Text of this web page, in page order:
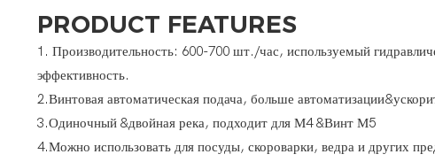
PRODUCT FEATURES
1. Производительность: 600-700 шт./час, используемый
эффективность.
2.Винтовая автоматическая подача, больше
3.Одиночный &двойная река, подходит для М4 &Винт М5
4.Можно использовать для посуды, скороварки, ведра и других